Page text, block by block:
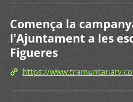
Comença la
l'Ajuntament a les
Figueres
https://